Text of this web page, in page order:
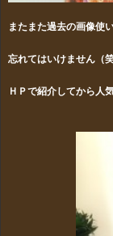
またまた過去の画像使
忘れてはいけません（笑
ＨＰで紹介してから人